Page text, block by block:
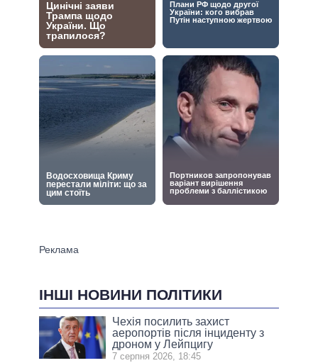
ІНШІ НОВИНИ ПОЛІТИКИ
Чехія посилить захист
аеропортів після інциденту з
дроном у Лейпцигу
7 серпня 2026, 18:45